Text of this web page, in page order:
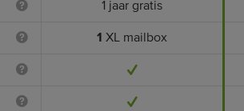
1 jaar gratis
1 XL mailbox